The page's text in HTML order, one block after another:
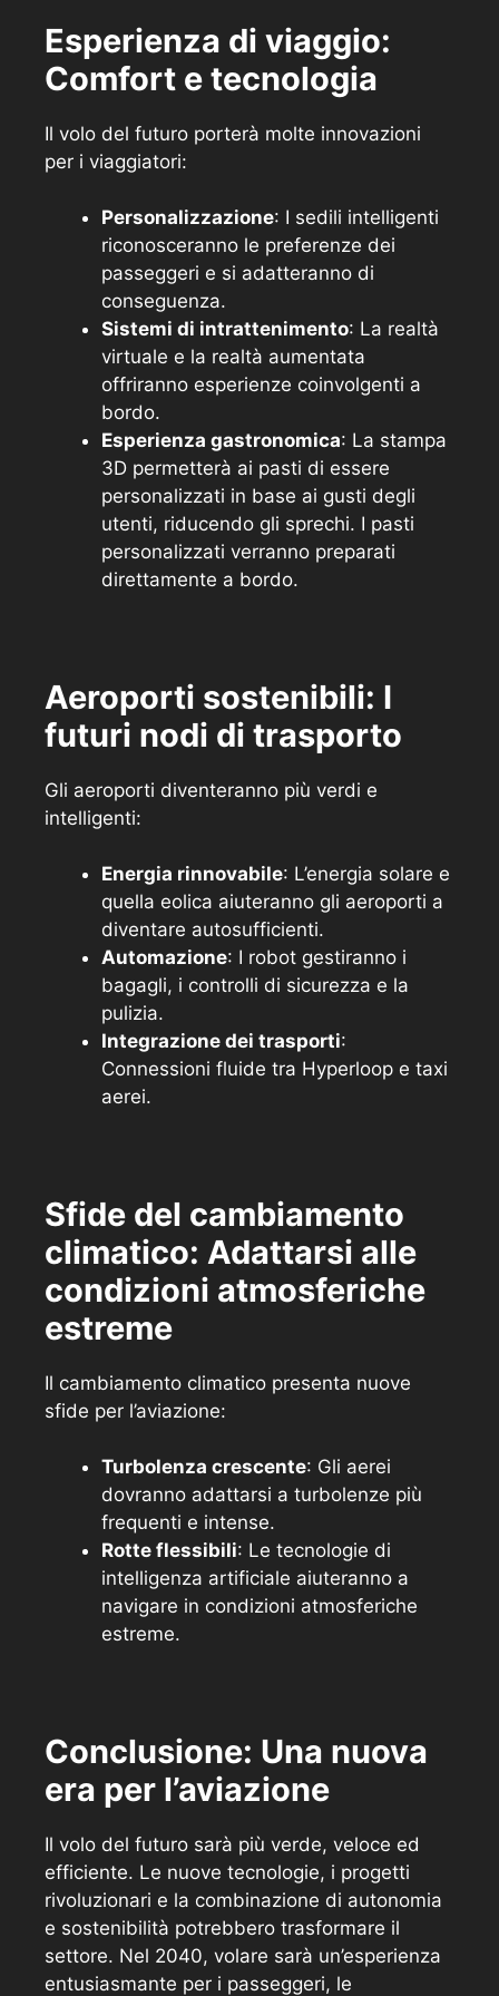
Esperienza di viaggio:
Comfort e tecnologia
Il volo del futuro porterà molte innovazioni
per i viaggiatori:
Personalizzazione: I sedili intelligenti
riconosceranno le preferenze dei
passeggeri e si adatteranno di
conseguenza.
Sistemi di intrattenimento: La realtà
virtuale e la realtà aumentata
offriranno esperienze coinvolgenti a
bordo.
Esperienza gastronomica: La stampa
3D permetterà ai pasti di essere
personalizzati in base ai gusti degli
utenti, riducendo gli sprechi. I pasti
personalizzati verranno preparati
direttamente a bordo.
Aeroporti sostenibili: I
futuri nodi di trasporto
Gli aeroporti diventeranno più verdi e
intelligenti:
Energia rinnovabile: L’energia solare e
quella eolica aiuteranno gli aeroporti a
diventare autosufficienti.
Automazione: I robot gestiranno i
bagagli, i controlli di sicurezza e la
pulizia.
Integrazione dei trasporti:
Connessioni fluide tra Hyperloop e taxi
aerei.
Sfide del cambiamento
climatico: Adattarsi alle
condizioni atmosferiche
estreme
Il cambiamento climatico presenta nuove
sfide per l’aviazione:
Turbolenza crescente: Gli aerei
dovranno adattarsi a turbolenze più
frequenti e intense.
Rotte flessibili: Le tecnologie di
intelligenza artificiale aiuteranno a
navigare in condizioni atmosferiche
estreme.
Conclusione: Una nuova
era per l’aviazione
Il volo del futuro sarà più verde, veloce ed
efficiente. Le nuove tecnologie, i progetti
rivoluzionari e la combinazione di autonomia
e sostenibilità potrebbero trasformare il
settore. Nel 2040, volare sarà un’esperienza
entusiasmante per i passeggeri, le